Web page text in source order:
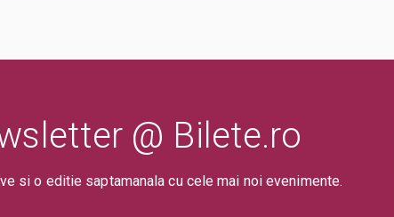
@ Bilete.ro
si o editie saptamanala cu cele mai noi evenimente.